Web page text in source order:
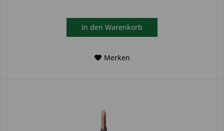
In den Warenkorb
Merken